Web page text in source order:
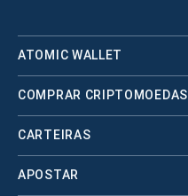
ATOMIC WALLET
COMPRAR CRIPTOMOEDAS
CARTEIRAS
APOSTAR